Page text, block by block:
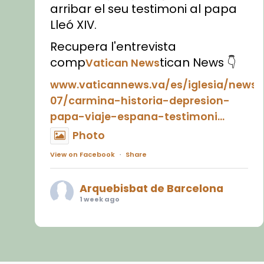
arribar el seu testimoni al papa
Lleó XIV.
Recupera l'entrevista
compVatican Newstican News 👇
www.vaticannews.va/es/iglesia/news/
07/carmina-historia-depresion-
papa-viaje-espana-testimoni...
Photo
View on Facebook · Share
Arquebisbat de Barcelona
1 week ago